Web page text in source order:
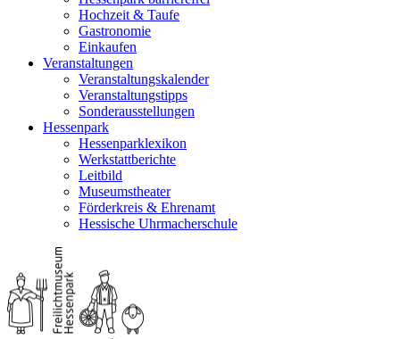
Hochzeit & Taufe
Gastronomie
Einkaufen
Veranstaltungen
Veranstaltungskalender
Veranstaltungstipps
Sonderausstellungen
Hessenpark
Hessenparklexikon
Werkstattberichte
Leitbild
Museumstheater
Förderkreis & Ehrenamt
Hessische Uhrmacherschule